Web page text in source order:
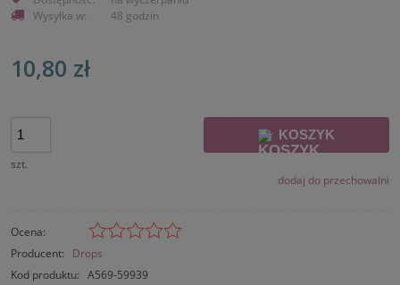
Wysyłka w:
48 godzin
10,80 zł
szt.
KOSZYK
dodaj do przechowalni
Ocena:
Producent:
Drops
Kod produktu: A569-59939